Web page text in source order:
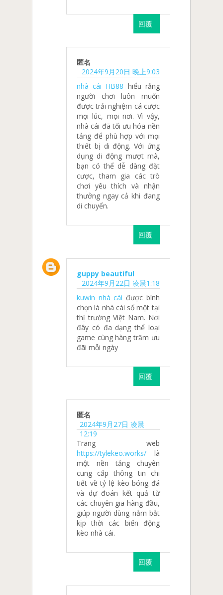
回覆
匿名
2024年9月20日 晚上9:03
nhà cái HB88 hiểu rằng
người chơi luôn muốn
được trải nghiệm cá cược
mọi lúc, mọi nơi. Vì vậy,
nhà cái đã tối ưu hóa nền
tảng để phù hợp với mọi
thiết bị di động. Với ứng
dụng di động mượt mà,
bạn có thể dễ dàng đặt
cược, tham gia các trò
chơi yêu thích và nhận
thưởng ngay cả khi đang
di chuyển.
回覆
guppy beautiful
2024年9月22日 凌晨1:18
kuwin nhà cái được bình
chọn là nhà cái số một tại
thị trường Việt Nam. Nơi
đây có đa dạng thể loại
game cùng hàng trăm ưu
đãi mỗi ngày
回覆
匿名
2024年9月27日 凌晨
12:19
Trang web
https://tylekeo.works/ là
một nền tảng chuyên
cung cấp thông tin chi
tiết về tỷ lệ kèo bóng đá
và dự đoán kết quả từ
các chuyên gia hàng đầu,
giúp người dùng nắm bắt
kịp thời các biến động
kèo nhà cái.
回覆